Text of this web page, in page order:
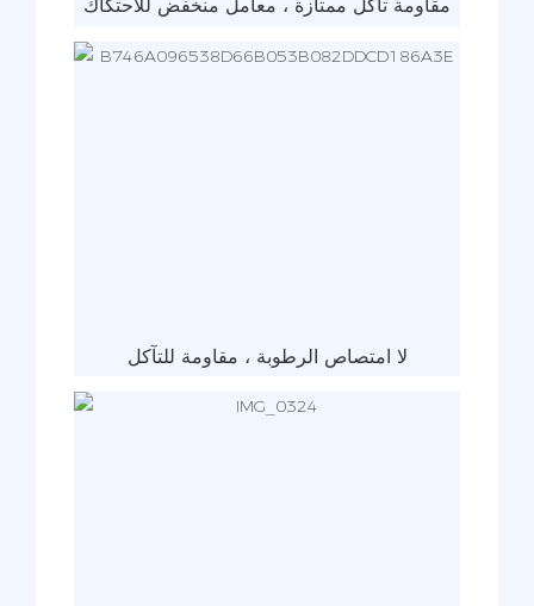
مقاومة تآكل ممتازة ، معامل منخفض للاحتكاك
لا امتصاص الرطوبة ، مقاومة للتآكل